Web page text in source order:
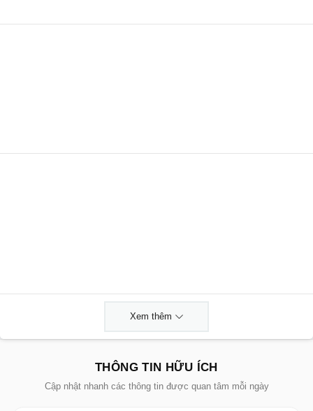
Xem thêm
THÔNG TIN HỮU ÍCH
Cập nhật nhanh các thông tin được quan tâm mỗi ngày